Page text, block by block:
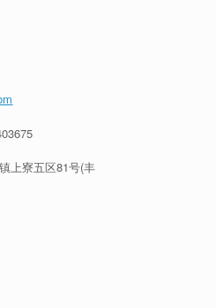
上寮五区81号(丰